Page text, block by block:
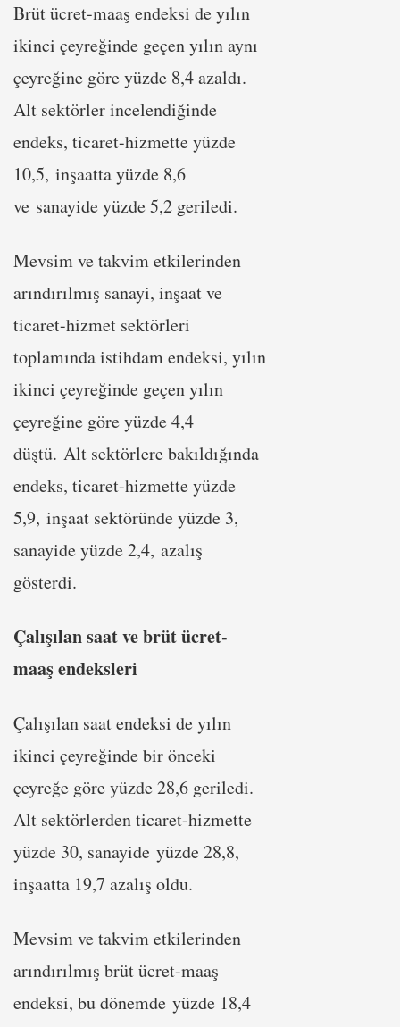
Brüt ücret-maaş endeksi de yılın
ikinci çeyreğinde geçen yılın aynı
çeyreğine göre yüzde 8,4 azaldı.
Alt sektörler incelendiğinde
endeks, ticaret-hizmette yüzde
10,5, inşaatta yüzde 8,6
ve sanayide yüzde 5,2 geriledi.
Mevsim ve takvim etkilerinden
arındırılmış sanayi, inşaat ve
ticaret-hizmet sektörleri
toplamında istihdam endeksi, yılın
ikinci çeyreğinde geçen yılın
çeyreğine göre yüzde 4,4
düştü. Alt sektörlere bakıldığında
endeks, ticaret-hizmette yüzde
5,9, inşaat sektöründe yüzde 3,
sanayide yüzde 2,4, azalış
gösterdi.
Çalışılan saat ve brüt ücret-
maaş endeksleri
Çalışılan saat endeksi de yılın
ikinci çeyreğinde bir önceki
çeyreğe göre yüzde 28,6 geriledi.
Alt sektörlerden ticaret-hizmette
yüzde 30, sanayide yüzde 28,8,
inşaatta 19,7 azalış oldu.
Mevsim ve takvim etkilerinden
arındırılmış brüt ücret-maaş
endeksi, bu dönemde yüzde 18,4